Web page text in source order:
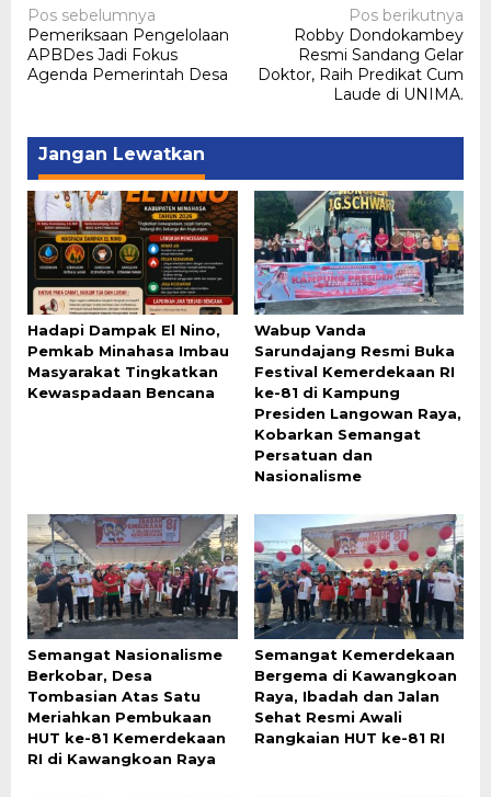
Navigasi
pos
Pos sebelumnya
Pemeriksaan Pengelolaan
APBDes Jadi Fokus
Agenda Pemerintah Desa
Pos berikutnya
Robby Dondokambey
Resmi Sandang Gelar
Doktor, Raih Predikat Cum
Laude di UNIMA.
Jangan Lewatkan
Hadapi Dampak El Nino,
Pemkab Minahasa Imbau
Masyarakat Tingkatkan
Kewaspadaan Bencana
Wabup Vanda
Sarundajang Resmi Buka
Festival Kemerdekaan RI
ke-81 di Kampung
Presiden Langowan Raya,
Kobarkan Semangat
Persatuan dan
Nasionalisme
Semangat Nasionalisme
Berkobar, Desa
Tombasian Atas Satu
Meriahkan Pembukaan
HUT ke-81 Kemerdekaan
RI di Kawangkoan Raya
Semangat Kemerdekaan
Bergema di Kawangkoan
Raya, Ibadah dan Jalan
Sehat Resmi Awali
Rangkaian HUT ke-81 RI